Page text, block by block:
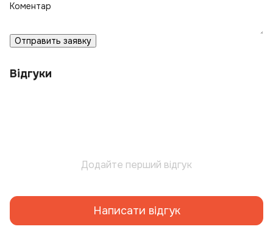
Коментар
Отправить заявку
Відгуки
Додайте перший відгук
Написати відгук